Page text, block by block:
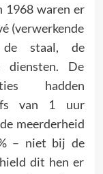
1968 waren er
(verwerkende
de staal, de
diensten. De
hadden
van 1 uur
meerder­heid
– niet bij de
dit hen er